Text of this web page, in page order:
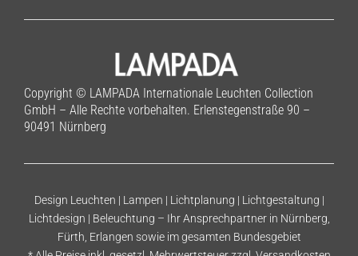
Copyright © LAMPADA Internationale Leuchten Collection
GmbH – Alle Rechte vorbehalten. Erlenstegenstraße 90 –
90491 Nürnberg
Design Leuchten | Lampen | Lichtplanung | Lichtgestaltung |
Lichtdesign | Beleuchtung – Ihr Ansprechpartner in Nürnberg,
Fürth, Erlangen sowie im gesamten Bundesgebiet